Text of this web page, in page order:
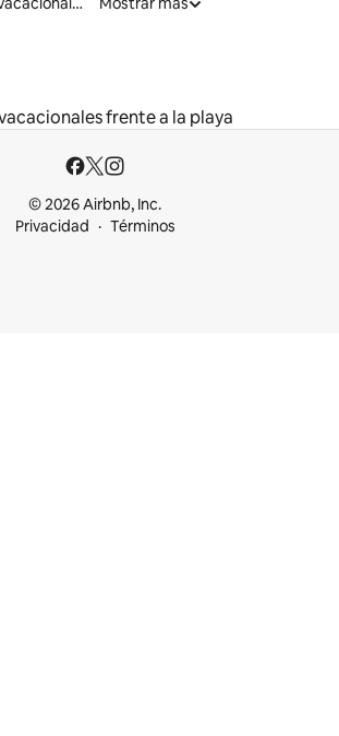
frente a la playa
© 2026 Airbnb, Inc.
Privacidad
Términos